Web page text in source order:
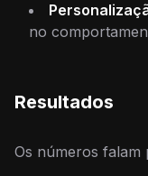
no
Resultados
Os números falam